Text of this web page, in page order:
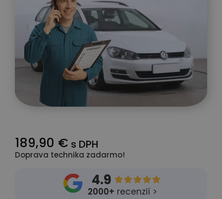
189,90 € s DPH
Doprava technika zadarmo!
4.9 
2000+ recenzií >